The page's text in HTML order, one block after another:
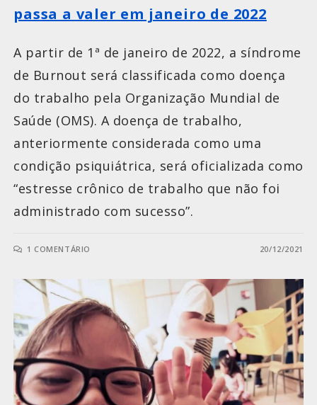
passa a valer em janeiro de 2022
A partir de 1ª de janeiro de 2022, a síndrome
de Burnout será classificada como doença
do trabalho pela Organização Mundial de
Saúde (OMS). A doença de trabalho,
anteriormente considerada como uma
condição psiquiátrica, será oficializada como
“estresse crônico de trabalho que não foi
administrado com sucesso”.
1 COMENTÁRIO 20/12/2021